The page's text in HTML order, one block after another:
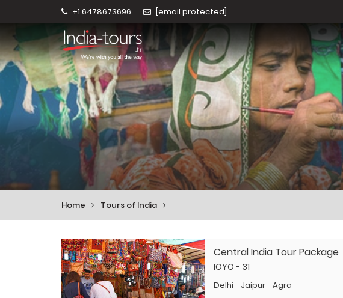
tagscentrale-inde+1 6478673696 [email protected]
Home Tours of India
Central India Tour Package
IOYO - 31
Delhi - Jaipur - Agra